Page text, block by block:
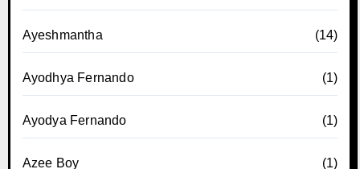
Ayeshmantha (14)
Ayodhya Fernando (1)
Ayodya Fernando (1)
Azee Boy (1)